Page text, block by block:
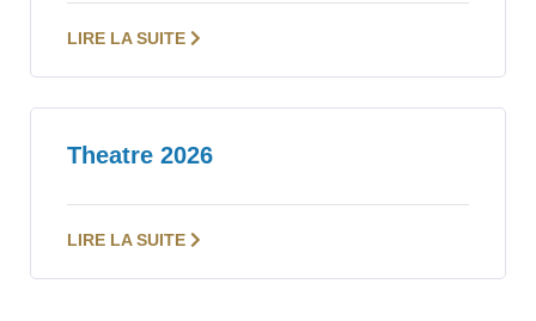
LIRE LA SUITE
Theatre 2026
LIRE LA SUITE